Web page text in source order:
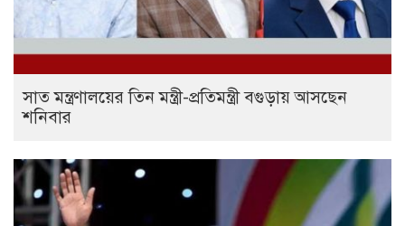
সাত মন্ত্রণালয়ের তিন মন্ত্রী-প্রতিমন্ত্রী বগুড়ায় আসছেন
শনিবার